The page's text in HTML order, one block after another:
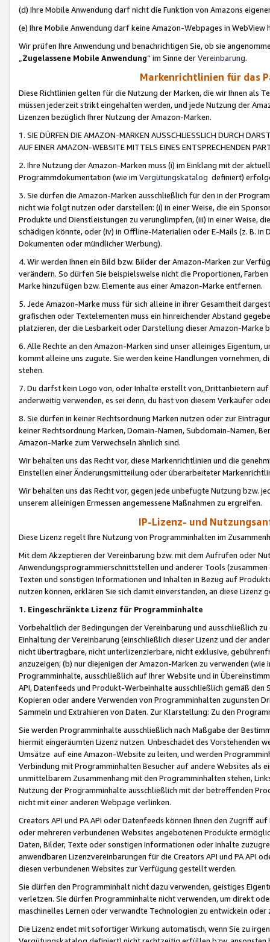
(d) Ihre Mobile Anwendung darf nicht die Funktion von Amazons
(e) Ihre Mobile Anwendung darf keine Amazon-Webpages in WebView
Wir prüfen Ihre Anwendung und benachrichtigen Sie, ob sie
„Zugelassene Mobile Anwendung“ im Sinne derVereinbarung.
Markenrichtlinien für das
Diese Richtlinien gelten für die Nutzung der Marken, die wir Ihnen als
müssen jederzeit strikt eingehalten werden, und jede Nutzung der
Lizenzen bezüglich Ihrer Nutzung der Amazon-Marken.
1. SIE DÜRFEN DIE AMAZON-MARKEN AUSSCHLIESSLICH DURCH
AUF EINER AMAZON-WEBSITE MITTELS EINES ENTSPRECHENDEN
2. Ihre Nutzung der Amazon-Marken muss (i) im Einklang mit der
Programmdokumentation (wie im Vergütungskatalog definiert)
3. Sie dürfen die Amazon-Marken ausschließlich für den in der
nicht wie folgt nutzen oder darstellen: (i) in einer Weise, die ein
Produkte und Dienstleistungen zu verunglimpfen, (iii) in einer Weise,
schädigen könnte, oder (iv) in Offline-Materialien oder E-Mails (z. B. in
Dokumenten oder mündlicher Werbung).
4. Wir werden Ihnen ein Bild bzw. Bilder der Amazon-Marken zur
verändern. So dürfen Sie beispielsweise nicht die Proportionen,
Marke hinzufügen bzw. Elemente aus einer Amazon-Marke entfernen.
5. Jede Amazon-Marke muss für sich alleine in ihrer Gesamtheit
grafischen oder Textelementen muss ein hinreichender Abstand
platzieren, der die Lesbarkeit oder Darstellung dieser Amazon-Marke
6. Alle Rechte an den Amazon-Marken sind unser alleiniges
kommt alleine uns zugute. Sie werden keine Handlungen vornehmen,
stehen.
7. Du darfst kein Logo von, oder Inhalte erstellt von,Drittanbietern auf
anderweitig verwenden, es sei denn, du hast von diesem Verkäufer
8. Sie dürfen in keiner Rechtsordnung Marken nutzen oder zur
keiner Rechtsordnung Marken, Domain-Namen, Subdomain-Namen,
Amazon-Marke zum Verwechseln ähnlich sind.
Wir behalten uns das Recht vor, diese Markenrichtlinien und die
Einstellen einer Änderungsmitteilung oder überarbeiteter
Wir behalten uns das Recht vor, gegen jede unbefugte Nutzung bzw.
unserem alleinigen Ermessen angemessene Maßnahmen zu ergreifen.
IP-Lizenz- und
Diese Lizenz regelt Ihre Nutzung von Programminhalten im
Mit dem Akzeptieren der Vereinbarung bzw. mit dem Aufrufen oder
Anwendungsprogrammierschnittstellen und anderer Tools (zusammen
Texten und sonstigen Informationen und Inhalten in Bezug auf
nutzen können, erklären Sie sich damit einverstanden, an diese Lizenz
1. Eingeschränkte Lizenz für Programminhalte
Vorbehaltlich der Bedingungen der Vereinbarung und ausschließlich
Einhaltung der Vereinbarung (einschließlich dieser Lizenz und der
nicht übertragbare, nicht unterlizenzierbare, nicht exklusive,
anzuzeigen; (b) nur diejenigen der Amazon-Marken zu verwenden
Programminhalte, ausschließlich auf Ihrer Website und in
API, Datenfeeds und Produkt-Werbeinhalte ausschließlich gemäß
Kopieren oder andere Verwenden von Programminhalten zugunsten
Sammeln und Extrahieren von Daten. Zur Klarstellung: Zu den
Sie werden Programminhalte ausschließlich nach Maßgabe der
hiermit eingeräumten Lizenz nutzen. Unbeschadet des Vorstehenden
Umsätze auf eine Amazon-Website zu leiten, und werden
Verbindung mit Programminhalten Besucher auf andere Websites als
unmittelbarem Zusammenhang mit den Programminhalten stehen,
Nutzung der Programminhalte ausschließlich mit der betreffenden
nicht mit einer anderen Webpage verlinken.
Creators API und PA API oder Datenfeeds können Ihnen den Zugriff
oder mehreren verbundenen Websites angebotenen Produkte
Daten, Bilder, Texte oder sonstigen Informationen oder Inhalte
anwendbaren Lizenzvereinbarungen für die Creators API und PA API
diesen verbundenen Websites zur Verfügung gestellt werden.
Sie dürfen den Programminhalt nicht dazu verwenden, geistiges
verletzen. Sie dürfen Programminhalte nicht verwenden, um direkt
maschinelles Lernen oder verwandte Technologien zu entwickeln
Die Lizenz endet mit sofortiger Wirkung automatisch, wenn Sie zu